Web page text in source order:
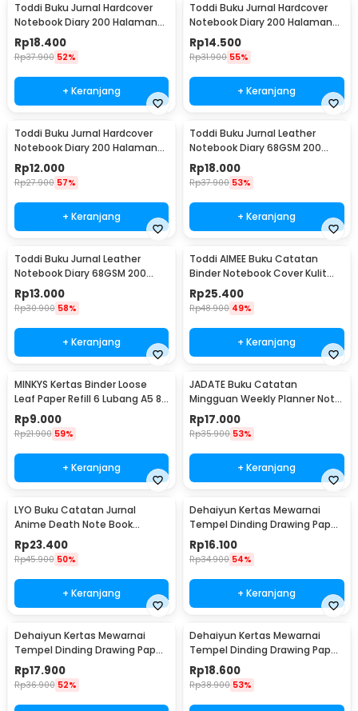
Toddi Buku Jurnal Hardcover
Notebook Diary 200 Halaman
Lined A5 - CW-38
Rp18.400
Rp37.900 52%
+ Keranjang
Toddi Buku Jurnal Hardcover
Notebook Diary 200 Halaman
Lined A6 - CW-38
Rp14.500
Rp31.900 55%
+ Keranjang
Toddi Buku Jurnal Hardcover
Notebook Diary 200 Halaman
Lined A7 - CW-38
Rp12.000
Rp27.900 57%
+ Keranjang
Toddi Buku Jurnal Leather
Notebook Diary 68GSM 200
Halaman Lined A5 - CW-50
Rp18.000
Rp37.900 53%
+ Keranjang
Toddi Buku Jurnal Leather
Notebook Diary 68GSM 200
Halaman Lined A6 - CW-50
Rp13.000
Rp30.900 58%
+ Keranjang
Toddi AIMEE Buku Catatan
Binder Notebook Cover Kulit
Vintage Maple A5 - ZB-16
Rp25.400
Rp48.900 49%
+ Keranjang
MINKYS Kertas Binder Loose
Leaf Paper Refill 6 Lubang A5 80
Pages Horizontal Line - MY5
Rp9.000
Rp21.900 59%
+ Keranjang
JADATE Buku Catatan
Mingguan Weekly Planner Note
52 Sheets - Q046
Rp17.000
Rp35.900 53%
+ Keranjang
LYO Buku Catatan Jurnal
Anime Death Note Book
Leather Case - CW-05
Rp23.400
Rp45.900 50%
+ Keranjang
Dehaiyun Kertas Mewarnai
Tempel Dinding Drawing Paper
Roll 3M Vehicles - HB30
Rp16.100
Rp34.900 54%
+ Keranjang
Dehaiyun Kertas Mewarnai
Tempel Dinding Drawing Paper
Roll 3M Dinosaur Paradise -
HB30
Rp17.900
Rp36.900 52%
Dehaiyun Kertas Mewarnai
Tempel Dinding Drawing Paper
Roll 3M Lovely Princess - HB30
Rp18.600
Rp38.900 53%